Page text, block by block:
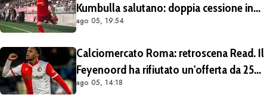
Kumbulla salutano: doppia cessione in
Spagna
ago 05, 19:54
Calciomercato Roma: retroscena Read. Il
Feyenoord ha rifiutato un'offerta da 25
milioni di euro più 4 di bonus
ago 05, 14:18